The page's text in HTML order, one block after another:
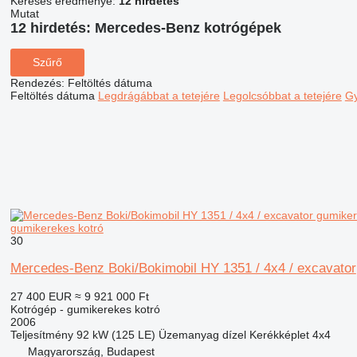
Mutat
12 hirdetés: Mercedes-Benz kotrógépek
Szűrő
Rendezés: Feltöltés dátuma
Feltöltés dátuma Legdrágábbat a tetejére Legolcsóbbat a tetejére
gumikerekes kotró
30
Mercedes-Benz Boki/Bokimobil HY 1351 / 4x4 / excavator
27 400 EUR ≈ 9 921 000 Ft
Kotrógép - gumikerekes kotró
2006
Teljesítmény 92 kW (125 LE) Üzemanyag dízel Kerékképlet 4x4
Magyarország, Budapest